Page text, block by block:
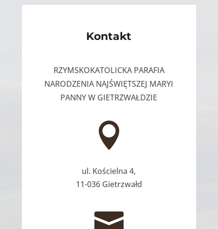
Kontakt
RZYMSKOKATOLICKA PARAFIA
NARODZENIA NAJŚWIĘTSZEJ MARYI
PANNY W GIETRZWAŁDZIE

ul. Kościelna 4,
11-036 Gietrzwałd
